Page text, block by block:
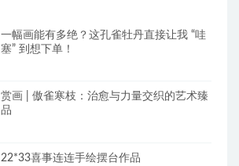
一幅画能有多绝？这孔雀牡丹直接让我 “哇
塞” 到想下单！
赏画 | 傲雀寒枝：治愈与力量交织的艺术臻
品
22*33喜事连连手绘摆台作品